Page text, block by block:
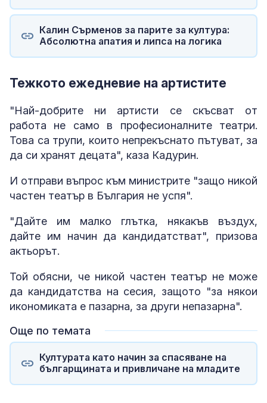
Калин Сърменов за парите за култура:
Абсолютна апатия и липса на логика
Тежкото ежедневие на артистите
"Най-добрите ни артисти се скъсват от
работа не само в професионалните театри.
Това са трупи, които непрекъснато пътуват, за
да си хранят децата", каза Кадурин.
И отправи въпрос към министрите "защо никой
частен театър в България не успя".
"Дайте им малко глътка, някакъв въздух,
дайте им начин да кандидатстват", призова
актьорът.
Той обясни, че никой частен театър не може
да кандидатства на сесия, защото "за някои
икономиката е пазарна, за други непазарна".
Още по темата
Културата като начин за спасяване на
българщината и привличане на младите